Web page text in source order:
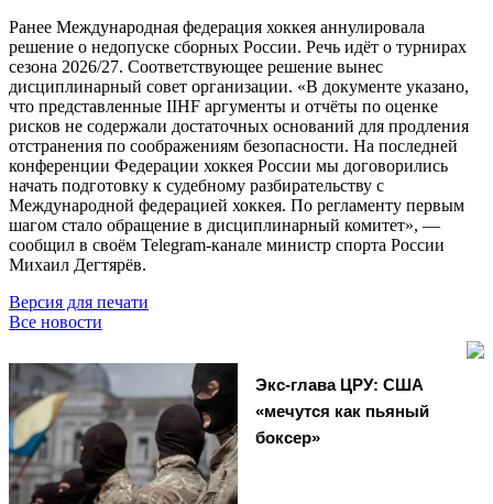
Ранее Международная федерация хоккея аннулировала
решение о недопуске сборных России. Речь идёт о турнирах
сезона 2026/27. Соответствующее решение вынес
дисциплинарный совет организации. «В документе указано,
что представленные IIHF аргументы и отчёты по оценке
рисков не содержали достаточных оснований для продления
отстранения по соображениям безопасности. На последней
конференции Федерации хоккея России мы договорились
начать подготовку к судебному разбирательству с
Международной федерацией хоккея. По регламенту первым
шагом стало обращение в дисциплинарный комитет», —
сообщил в своём Telegram-канале министр спорта России
Михаил Дегтярёв.
Версия для печати
Все новости
Экс-глава ЦРУ: США
«мечутся как пьяный
боксер»